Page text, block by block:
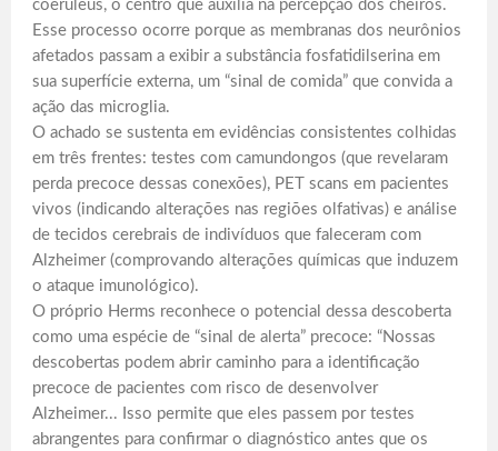
coeruleus, o centro que auxilia na percepção dos cheiros.
Esse processo ocorre porque as membranas dos neurônios
afetados passam a exibir a substância fosfatidilserina em
sua superfície externa, um “sinal de comida” que convida a
ação das microglia.
O achado se sustenta em evidências consistentes colhidas
em três frentes: testes com camundongos (que revelaram
perda precoce dessas conexões), PET scans em pacientes
vivos (indicando alterações nas regiões olfativas) e análise
de tecidos cerebrais de indivíduos que faleceram com
Alzheimer (comprovando alterações químicas que induzem
o ataque imunológico).
O próprio Herms reconhece o potencial dessa descoberta
como uma espécie de “sinal de alerta” precoce: “Nossas
descobertas podem abrir caminho para a identificação
precoce de pacientes com risco de desenvolver
Alzheimer... Isso permite que eles passem por testes
abrangentes para confirmar o diagnóstico antes que os